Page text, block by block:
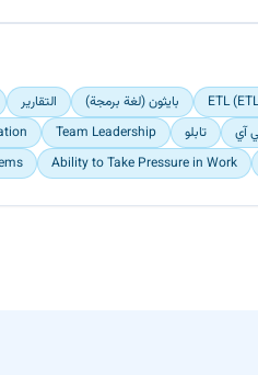
calculated tables and
and build story-telling using
بايثون (لغة برمجة) التقارير
آي تابلو Team Leadership
Ability to Take Pressure in Work